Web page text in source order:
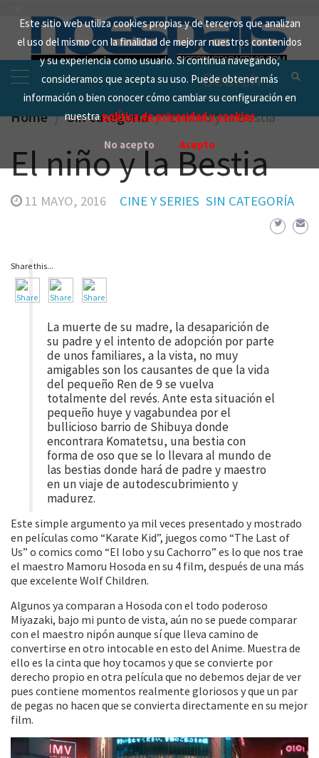
Este sitio web utiliza cookies propias y de terceros que analizan
el uso del mismo con la finalidad de mejorar nuestros contenidos
y su experiencia como usuario. Si continua navegando,
consideramos que acepta su uso. Puede obtener más
información o bien conocer cómo cambiar su configuración en
nuestrapolítica de privacidad y cookies
No acepto Acepto
content
Search
for:
Home Sin categoría El niño y la Bestia
El niño y la Bestia
11 MAYO, 2016 CINE Y SERIES SIN CATEGORÍA
Share this...
La muerte de su madre, la desaparición de
su padre y el intento de adopción por parte
de unos familiares, a la vista, no muy
amigables son los causantes de que la vida
del pequeño Ren de 9 se vuelva
totalmente del revés. Ante esta situación el
pequeño huye y vagabundea por el
bullicioso barrio de Shibuya donde
encontrara Komatetsu, una bestia con
forma de oso que se lo llevara al mundo de
las bestias donde hará de padre y maestro
en un viaje de autodescubrimiento y
madurez.
Este simple argumento ya mil veces presentado y mostrado
en películas como “Karate Kid”, juegos como “The Last of
Us” o comics como “El lobo y su Cachorro” es lo que nos trae
el maestro Mamoru Hosoda en su 4 film, después de una más
que excelente Wolf Children.
Algunos ya comparan a Hosoda con el todo poderoso
Miyazaki, bajo mi punto de vista, aún no se puede comparar
con el maestro nipón aunque sí que lleva camino de
convertirse en otro intocable en esto del Anime. Muestra de
ello es la cinta que hoy tocamos y que se convierte por
derecho propio en otra película que no debemos dejar de ver
pues contiene momentos realmente gloriosos y que un par
de pegas no hacen que se convierta directamente en su mejor
film.